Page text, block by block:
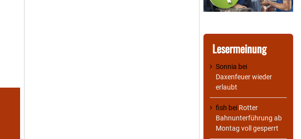
Lesermeinung
Sonnia bei
Daxenfeuer wieder
erlaubt
fish bei Rotter
Bahnunterführung ab
Montag voll gesperrt